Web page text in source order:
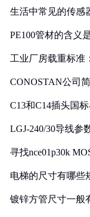
生活中常见的传感
PE100管材的含义
工业厂房载重标准
CONOSTAN公司
C13和C14插头国
LGJ-240/30导线参
寻找nce01p30k
电梯的尺寸有哪些
镀锌方管尺寸一般